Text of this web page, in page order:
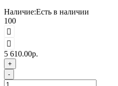
Наличие:Есть в наличии
100
5 610.00р.
+
-